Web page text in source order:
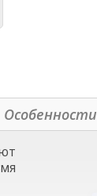
Осо­бен­нос­ти